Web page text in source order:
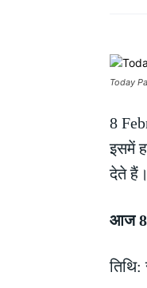
Today
8
इसमें
देते हैं।
आज 8
तिथि: